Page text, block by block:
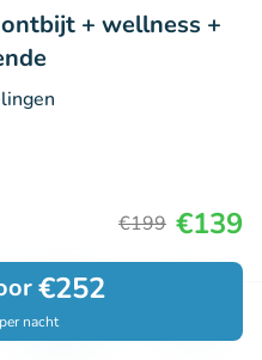
Boekingen
€252
nacht
+ wellness +
€199 €139